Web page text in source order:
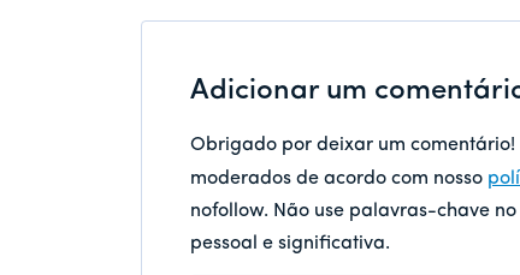
Adicionar um
Obrigado por deixar um comentário!
moderados de acordo com nosso
nofollow. Não use palavras-chave
pessoal e significativa.